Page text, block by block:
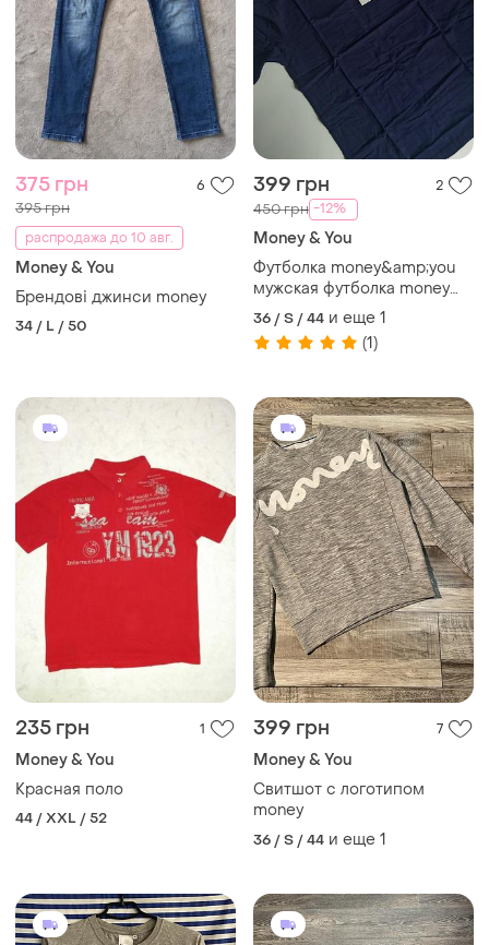
375 грн 6
395 грн
распродажа до 10 авг.
Money & You
Брендові джинси money
34 / L / 50
399 грн 2
450 грн -12%
Money & You
Футболка money&amp;you
мужская футболка money
хлопковая футболка
36 / S / 44 и еще 1
(1)
235 грн 1
Money & You
Красная поло
44 / XXL / 52
399 грн 7
Money & You
Свитшот с логотипом
money
36 / S / 44 и еще 1